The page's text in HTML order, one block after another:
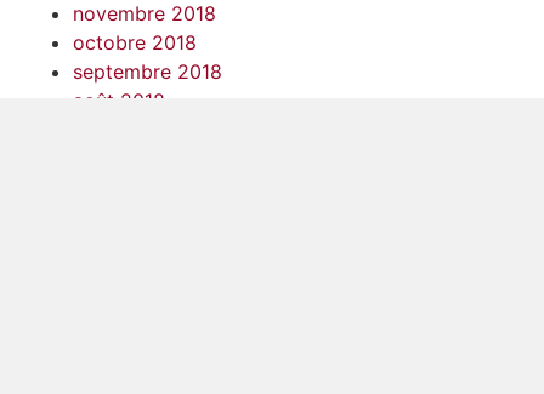
novembre 2018
octobre 2018
septembre 2018
août 2018